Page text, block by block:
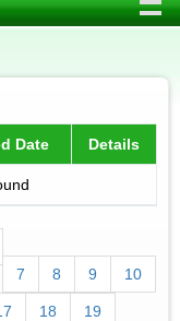
Date Details
7
8 9 10
18 19